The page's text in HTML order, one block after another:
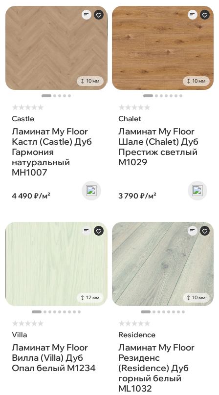
10 мм
★★★★★
Castle
Ламинат My Floor
Кастл (Castle) Дуб
Гармония
натуральный
MH1007
4 490 ₽/м²
10 мм
★★★★★
Chalet
Ламинат My Floor
Шале (Chalet) Дуб
Престиж светлый
M1029
3 790 ₽/м²
12 мм
★★★★★
Villa
Ламинат My Floor
Вилла (Villa) Дуб
Опал белый M1234
10 мм
★★★★★
Residence
Ламинат My Floor
Резиденс
(Residence) Дуб
горный белый
ML1032